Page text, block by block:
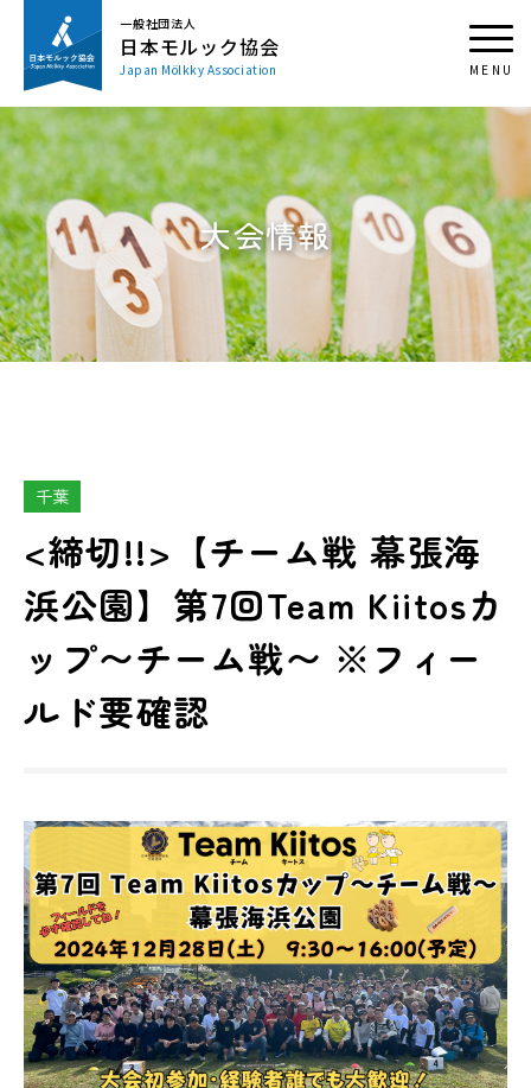
一般社団法人
日本モルック協会
Japan Mölkky Association
大会情報
千葉
<締切!!>【チーム戦 幕張海
浜公園】第7回Team Kiitosカ
ップ〜チーム戦〜 ※フィー
ルド要確認